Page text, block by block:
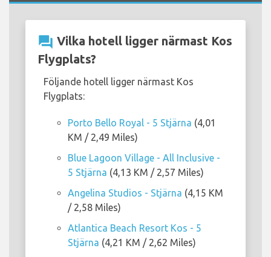
question_answer Vilka hotell ligger närmast Kos
Flygplats?
Följande hotell ligger närmast Kos
Flygplats:
Porto Bello Royal - 5 Stjärna (4,01
KM / 2,49 Miles)
Blue Lagoon Village - All Inclusive -
5 Stjärna (4,13 KM / 2,57 Miles)
Angelina Studios - Stjärna (4,15 KM
/ 2,58 Miles)
Atlantica Beach Resort Kos - 5
Stjärna (4,21 KM / 2,62 Miles)